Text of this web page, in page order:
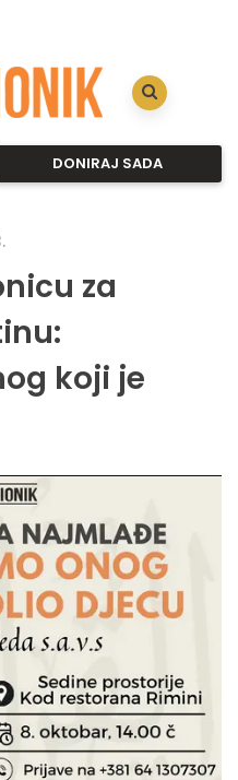
DONIRAJ SADA
za
koji je